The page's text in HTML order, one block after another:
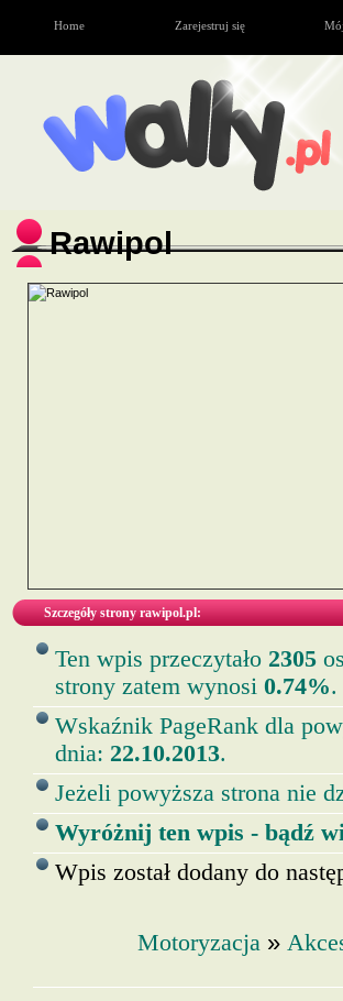
Home Zarejestruj się
Rawipol
Szczegóły strony rawipol.pl:
Ten wpis przeczytało 2305
strony zatem wynosi 0.74%.
Wskaźnik PageRank dla
dnia: 22.10.2013.
Jeżeli powyższa strona nie
Wyróżnij ten wpis - bądź
Wpis został dodany do
Motoryzacja »